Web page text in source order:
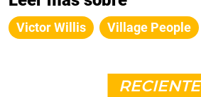
Victor Willis Village People
RECIENTE